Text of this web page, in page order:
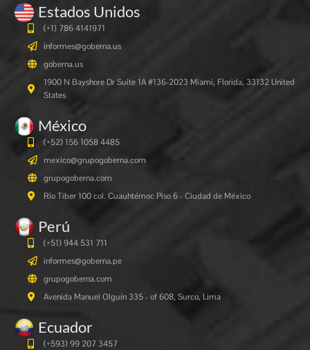
Estados Unidos
(+1) 786 4141971
informes@goberna.us
goberna.us
1900 N Bayshore Dr Suite 1A #136-2023 Miami, Florida, 33132 United
States
México
(+52) 156 1058 4485
mexico@grupogoberna.com
grupogoberna.com
Río Tiber 100 col. Cuauhtémoc Piso 6 - Ciudad de México
Perú
(+51) 944 531 711
informes@goberna.pe
grupogoberna.com
Avenida Manuel Olguín 335 - of 608, Surco, Lima
Ecuador
(+593) 99 207 3457